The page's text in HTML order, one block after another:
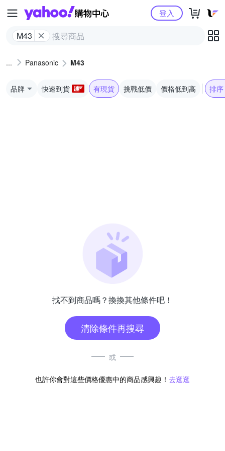
Yahoo購物中心
M43
登入
Panasonic M43
品牌 快速到貨 有現貨 挑戰低價 價格低到高 排序
找不到商品嗎？換換其他條件吧！
清除條件再搜尋
或
也許你會對這些價格優惠中的商品感興趣！ 去逛逛